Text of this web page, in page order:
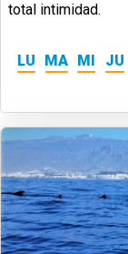
total intimidad.
LU MA MI JU